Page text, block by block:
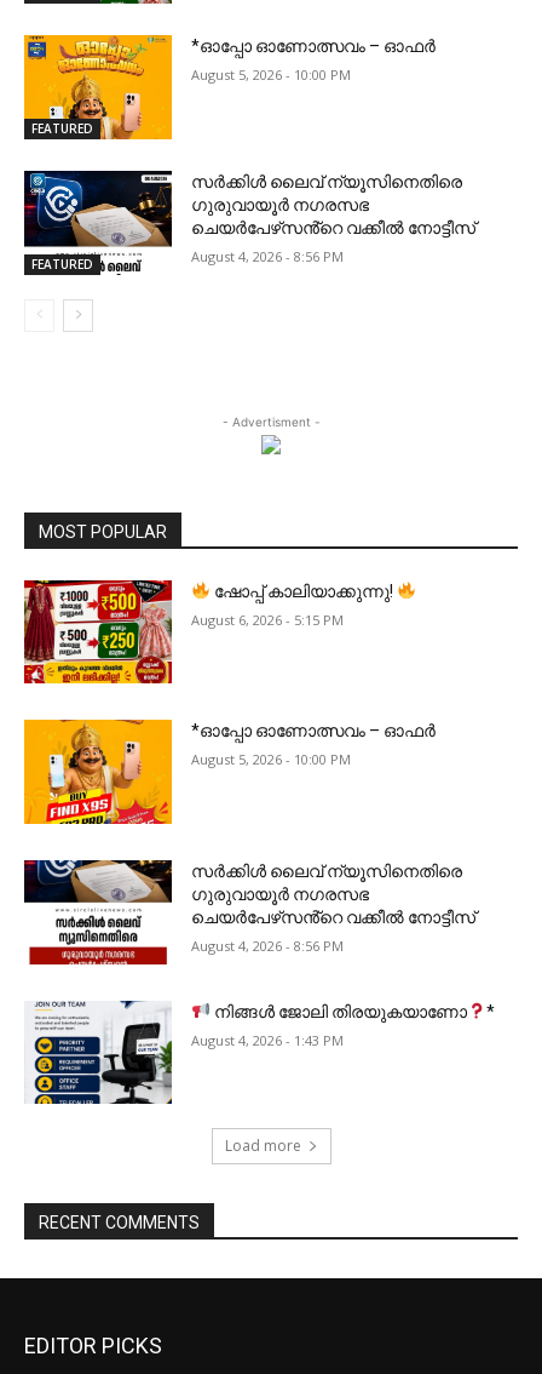
FEATURED
*ഓപ്പോ ഓണോത്സവം – ഓഫർ
August 5, 2026 - 10:00 PM
FEATURED
സർക്കിൾ ലൈവ് ന്യൂസിനെതിരെ
ഗുരുവായൂർ നഗരസഭ
ചെയർപേഴ്‌സൻ്റെ വക്കീൽ നോട്ടീസ്
August 4, 2026 - 8:56 PM
- Advertisment -
MOST POPULAR
ഷോപ്പ് കാലിയാക്കുന്നു!
August 6, 2026 - 5:15 PM
*ഓപ്പോ ഓണോത്സവം – ഓഫർ
August 5, 2026 - 10:00 PM
സർക്കിൾ ലൈവ് ന്യൂസിനെതിരെ
ഗുരുവായൂർ നഗരസഭ
ചെയർപേഴ്‌സൻ്റെ വക്കീൽ നോട്ടീസ്
August 4, 2026 - 8:56 PM
നിങ്ങൾ ജോലി തിരയുകയാണോ *
August 4, 2026 - 1:43 PM
Load more
RECENT COMMENTS
EDITOR PICKS